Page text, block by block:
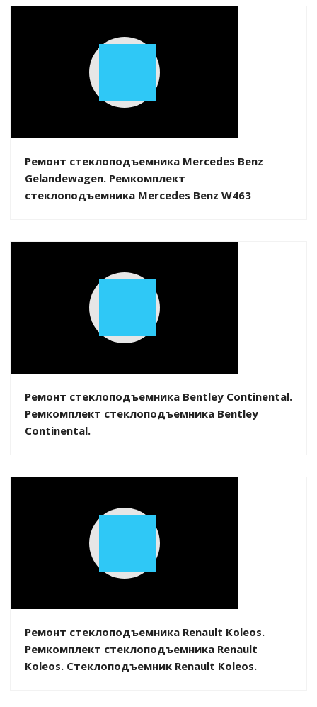
Play
Ремонт стеклоподъемника Mercedes Benz
Gelandewagen. Ремкомплект
стеклоподъемника Mercedes Benz W463
Play
Ремонт стеклоподъемника Bentley Continental.
Ремкомплект стеклоподъемника Bentley
Continental.
Play
Ремонт стеклоподъемника Renault Koleos.
Ремкомплект стеклоподъемника Renault
Koleos. Стеклоподъемник Renault Koleos.